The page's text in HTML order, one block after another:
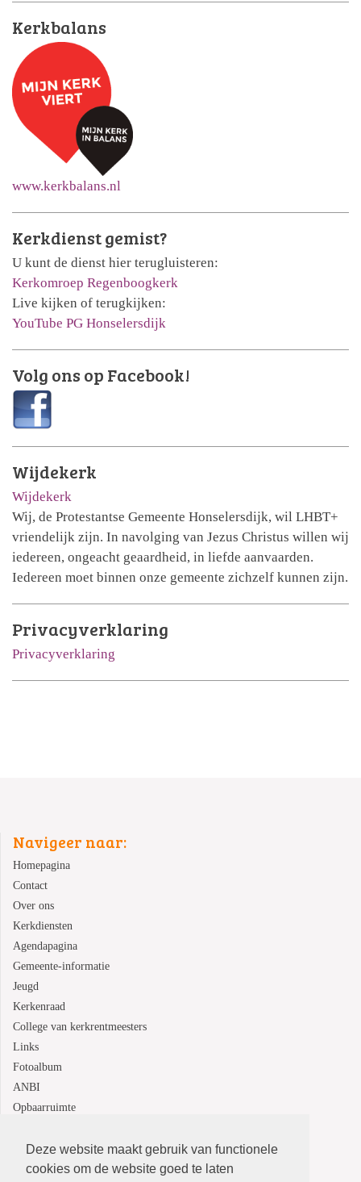
Deze website maakt gebruik van functionele
cookies om de website goed te laten
Kerkbalans
www.kerkbalans.nl
Kerkdienst gemist?
U kunt de dienst hier terugluisteren:
Kerkomroep Regenboogkerk
Live kijken of terugkijken:
YouTube PG Honselersdijk
Volg ons op Facebook!
Wijdekerk
Wijdekerk
Wij, de Protestantse Gemeente Honselersdijk, wil LHBT+
vriendelijk zijn. In navolging van Jezus Christus willen wij
iedereen, ongeacht geaardheid, in liefde aanvaarden.
Iedereen moet binnen onze gemeente zichzelf kunnen zijn.
Privacyverklaring
Privacyverklaring
Navigeer naar:
Homepagina
Contact
Over ons
Kerkdiensten
Agendapagina
Gemeente-informatie
Jeugd
Kerkenraad
College van kerkrentmeesters
Links
Fotoalbum
ANBI
Opbaarruimte
Protestantsekerk.net is een samenwerking tussen de